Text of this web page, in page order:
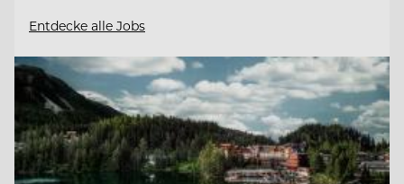
Entdecke alle Jobs